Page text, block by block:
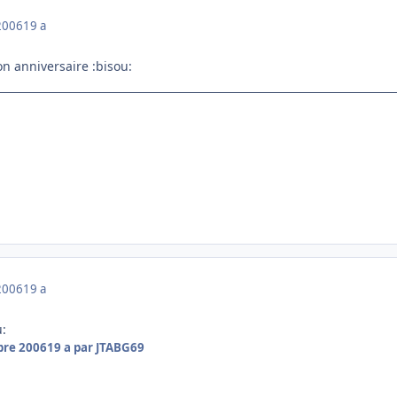
19 a
anniversaire :bisou:
19 a
200619 a par JTABG69